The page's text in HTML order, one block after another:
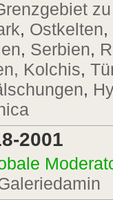
, Ostkelten,
, Serbien,
Kolchis,
,
2001